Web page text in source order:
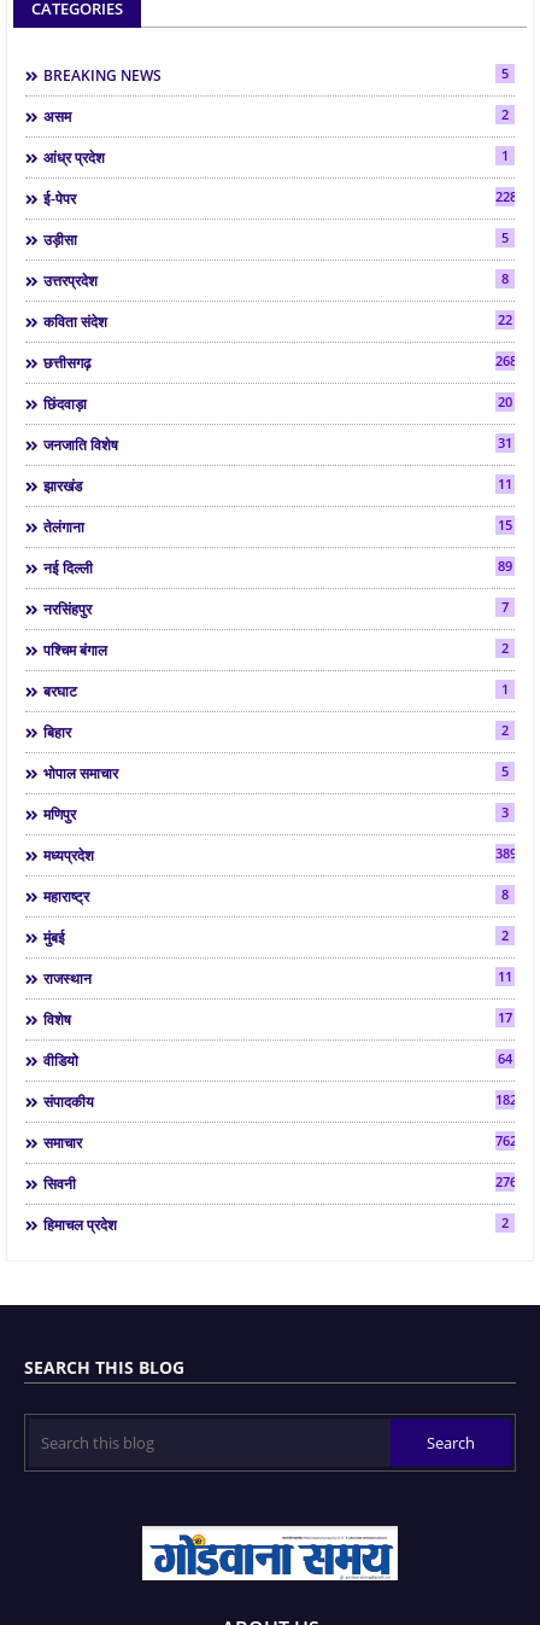
CATEGORIES
BREAKING NEWS 5
असम 2
आंध्र प्रदेश 1
ई-पेपर 2286
उड़ीसा 5
उत्तरप्रदेश 8
कविता संदेश 22
छत्तीसगढ़ 268
छिंदवाड़ा 20
जनजाति विशेष 31
झारखंड 11
तेलंगाना 15
नई दिल्ली 89
नरसिंहपुर 7
पश्चिम बंगाल 2
बरघाट 1
बिहार 2
भोपाल समाचार 5
मणिपुर 3
मध्यप्रदेश 3892
महाराष्ट्र 8
मुंबई 2
राजस्थान 11
विशेष 17
वीडियो 64
संपादकीय 182
समाचार 7624
सिवनी 2763
हिमाचल प्रदेश 2
SEARCH THIS BLOG